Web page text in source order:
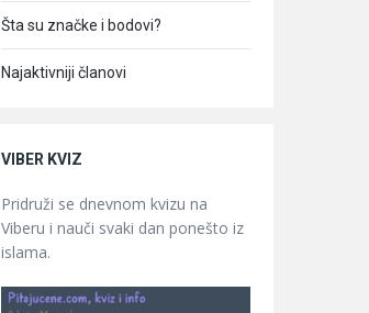
Šta su značke i bodovi?
Najaktivniji članovi
VIBER KVIZ
Pridruži se dnevnom kvizu na
Viberu i nauči svaki dan ponešto iz
islama.